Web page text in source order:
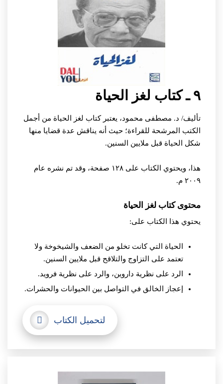
٩ ـ كتاب لغز الحياة
تأليف/ د. مصطفى محمود، يعتبر كتاب لغز الحياة من أجمل
الكتب المرشحة للقراءة؛ حيث أنه يناقش عدة قضايا منها
شكل الحياة قبل ملايين السنين.
هذا، ويحتوي الكتاب على ١٢٨ صفحة، وقد تم نشره عام
٢٠٠٩ م.
محتوى كتاب لغز الحياة
يحتوي هذا الكتاب على:
الحياة التي كانت تخلو من الضعف والشيخوخة ولا
تعتمد على التزاوج والتلاقح قبل ملايين السنين.
الرد على نظرية داروين، والرد على نظرية فرويد.
إعجاز الخالق في التواصل بين الحيوانات والحشرات.
لتحميل الكتاب